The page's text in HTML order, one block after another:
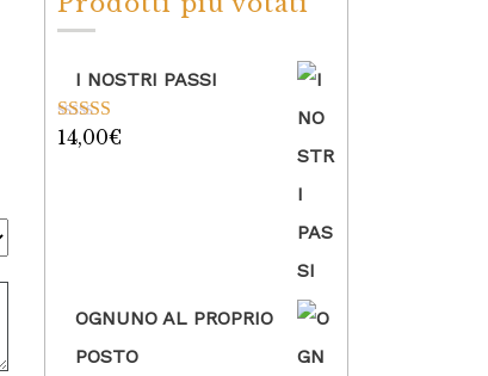
I NOSTRI PASSI
Valutato
14,00€
OGNUNO AL PROPRIO
POSTO